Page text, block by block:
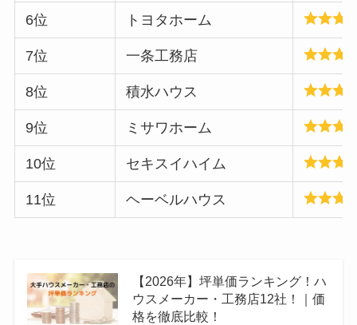
6位 トヨタホーム
7位 一条工務店
8位 積水ハウス
9位 ミサワホーム
10位 セキスイハイム
11位 ヘーベルハウス
【2026年】坪単価ランキング！ハ
ウスメーカー・工務店12社！｜価
格を徹底比較！